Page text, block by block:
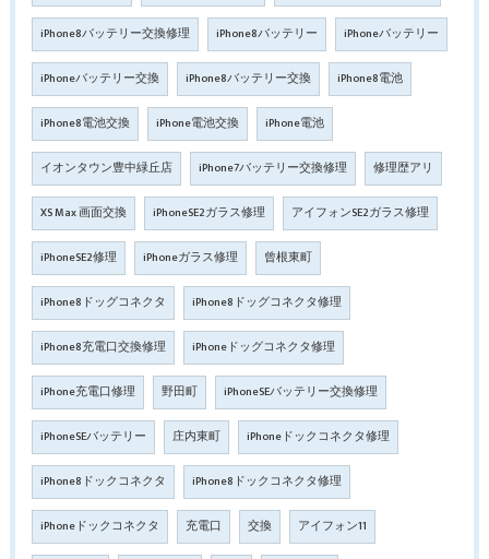
iPhone8バッテリー交換修理 iPhone8バッテリー iPhoneバッテリー
iPhoneバッテリー交換 iPhone8バッテリー交換 iPhone8電池
iPhone8電池交換 iPhone電池交換 iPhone電池
イオンタウン豊中緑丘店 iPhone7バッテリー交換修理 修理歴アリ
XS Max 画面交換 iPhoneSE2ガラス修理 アイフォンSE2ガラス修理
iPhoneSE2修理 iPhoneガラス修理 曾根東町
iPhone8ドッグコネクタ iPhone8ドッグコネクタ修理
iPhone8充電口交換修理 iPhoneドッグコネクタ修理
iPhone充電口修理 野田町 iPhoneSEバッテリー交換修理
iPhoneSEバッテリー 庄内東町 iPhoneドックコネクタ修理
iPhone8ドックコネクタ iPhone8ドックコネクタ修理
iPhoneドックコネクタ 充電口 交換 アイフォン11